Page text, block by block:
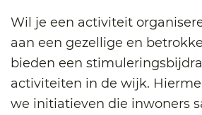
Wil je een activiteit
aan een gezellige en
bieden een
activiteiten in de wijk.
we initiatieven die inwoners